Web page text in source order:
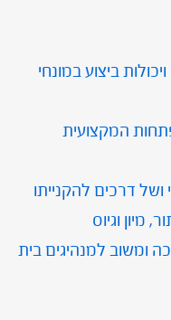
ביצוע במונחי
המקצועית
ושל דרכים להקנייתו
מיון וגיוס
ומשוב למנהיגים בית